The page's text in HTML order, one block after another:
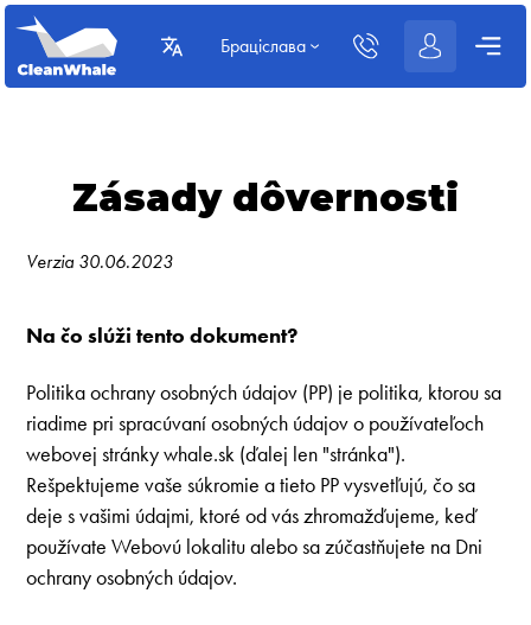
Браціслава
Zásady dôvernosti
Verzia 30.06.2023
Na čo slúži tento dokument?
Politika ochrany osobných údajov (PP) je politika, ktorou sa
riadime pri spracúvaní osobných údajov o používateľoch
webovej stránky whale.sk (ďalej len "stránka").
Rešpektujeme vaše súkromie a tieto PP vysvetľujú, čo sa
deje s vašimi údajmi, ktoré od vás zhromažďujeme, keď
používate Webovú lokalitu alebo sa zúčastňujete na Dni
ochrany osobných údajov.